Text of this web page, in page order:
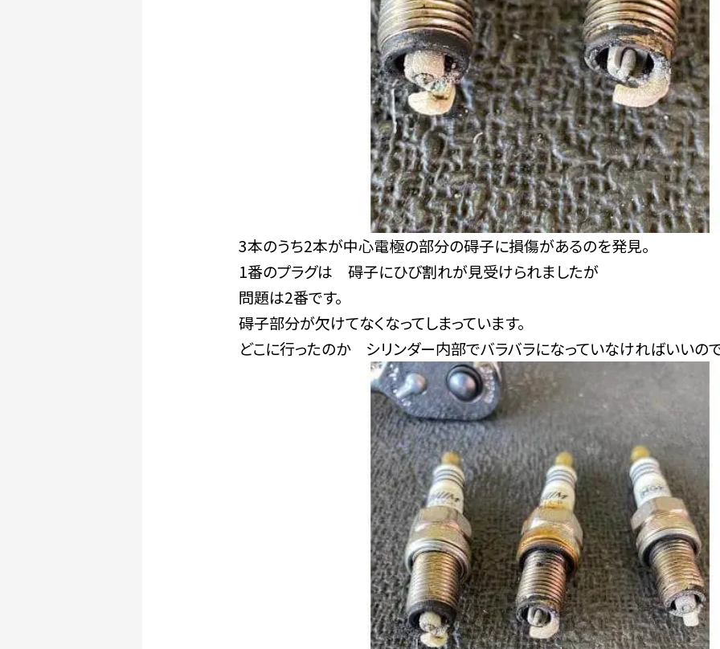
3本のうち2本が中心電極の部分の碍子に損傷があるのを発見。
1番のプラグは 碍子にひび割れが見受けられましたが
問題は2番です。
碍子部分が欠けてなくなってしまっています。
どこに行ったのか シリンダー内部でバラバラになっていなければいいので